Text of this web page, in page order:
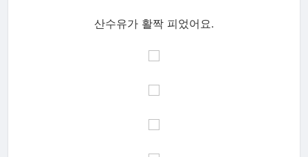
산수유가 활짝 피었어요.